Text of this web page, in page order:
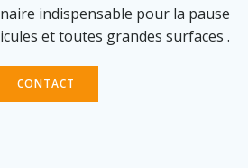
indispensable pour la pause
et toutes grandes surfaces .
CONTACT